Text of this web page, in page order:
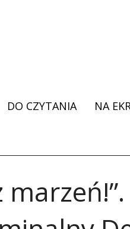
DO CZYTANIA NA